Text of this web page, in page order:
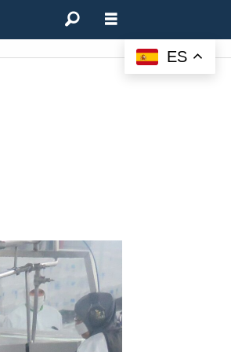
ES
Bitcoin: $64.600,08